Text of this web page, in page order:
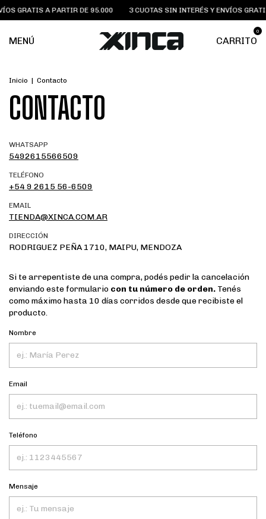
GRATIS A PARTIR DE 95.000 3 CUOTAS SIN INTERÉS Y ENVÍOS
MENÚ CARRITO
0
Inicio | Contacto
CONTACTO
WHATSAPP
5492615566509
TELÉFONO
+54 9 2615 56-6509
EMAIL
TIENDA@XINCA.COM.AR
DIRECCIÓN
RODRIGUEZ PEÑA 1710, MAIPU, MENDOZA
Si te arrepentiste de una compra, podés pedir la cancelación
enviando este formulario con tu número de orden. Tenés
como máximo hasta 10 días corridos desde que recibiste el
producto.
Nombre
Email
Teléfono
Mensaje